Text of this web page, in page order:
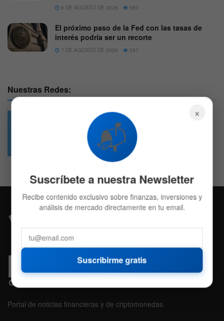
6 DE AGOSTO DE 2026 560
El próximo paso de la Fed con las tasas de
interés podría ser un recorte
7 DE AGOSTO DE 2026 597
Nuestras Redes:
4.7k
Followers
Portal de noticias financieras y de criptomonedas.
×
📬
Suscríbete a nuestra Newsletter
Recibe contenido exclusivo sobre finanzas, inversiones y
análisis de mercado directamente en tu email.
Suscribirme gratis